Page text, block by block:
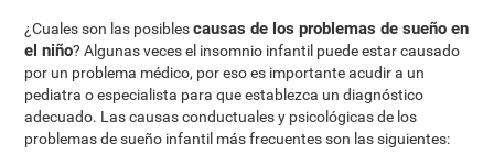
¿Cuales son las posiblescausas de los problemas de sueño en
el niño? Algunas veces el insomnio infantil puede estar causado
por un problema médico, por eso es importante acudir a un
pediatra o especialista para que establezca un diagnóstico
adecuado. Las causas conductuales y psicológicas de los
problemas de sueño infantil más frecuentes son las siguientes: